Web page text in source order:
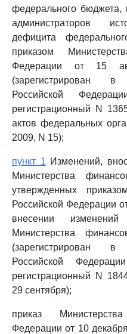
федерального бюджета,
администраторов
дефицита
приказом
Федерации от 15
(зарегистрирован
Российской
регистрационный N
актов федеральных
2009, N 15);
пункт 1 Изменений,
Министерства
утвержденных
Российской Федерации
внесении
Министерства
(зарегистрирован
Российской
регистрационный N
29 сентября);
приказ
Федерации от 10